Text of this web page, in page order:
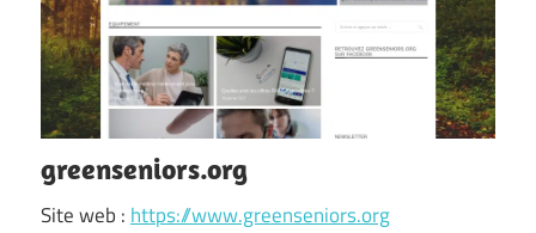
greenseniors.org
Site web :https://www.greenseniors.org